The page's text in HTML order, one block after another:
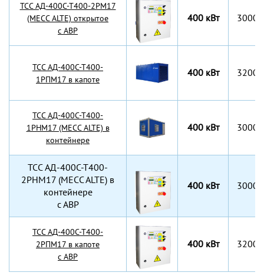
TCC АД-400С-Т400-2РМ17
(MECC ALTE) открытое
с АВР
400 кВт
TCC АД-400С-Т400-
1РПМ17 в капоте
400 кВт
TCC АД-400С-Т400-
1РНМ17 (MECC ALTE) в
контейнере
400 кВт
TCC АД-400С-Т400-
2РНМ17 (MECC ALTE) в
контейнере
с АВР
400 кВт
TCC АД-400С-Т400-
2РПМ17 в капоте
с АВР
400 кВт